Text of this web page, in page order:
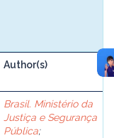
Author(s)
Brasil. Ministério da
Justiça e Segurança
Pública;